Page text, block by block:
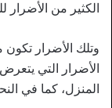
الكثير من الأضرار
وتلك الأضرار تكون
الأضرار التي
المنزل، كما في